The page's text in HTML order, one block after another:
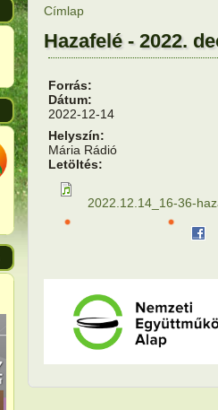
Címlap
Hazafelé - 2022.
Forrás:
Dátum:
2022-12-14
Helyszín:
Mária Rádió
Letöltés:
2022.12.14_16-36-